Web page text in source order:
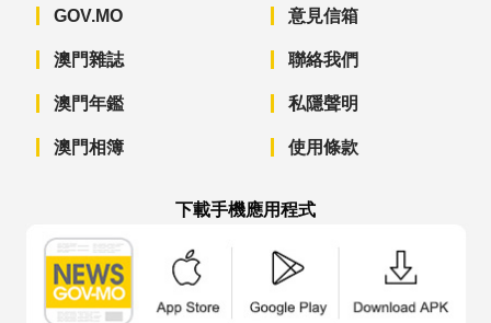
GOV.MO
澳門雜誌
澳門年鑑
澳門相簿
意見信箱
聯絡我們
私隱聲明
使用條款
下載手機應用程式